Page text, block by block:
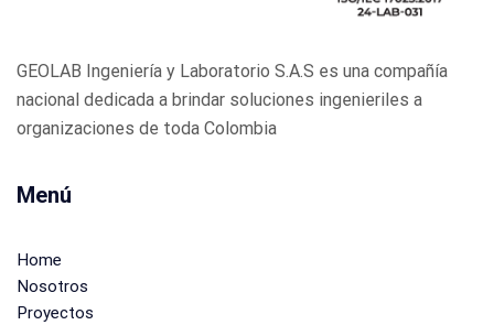
GEOLAB Ingeniería y Laboratorio S.A.S es una compañía
nacional dedicada a brindar soluciones ingenieriles a
organizaciones de toda Colombia
Menú
Home
Nosotros
Proyectos